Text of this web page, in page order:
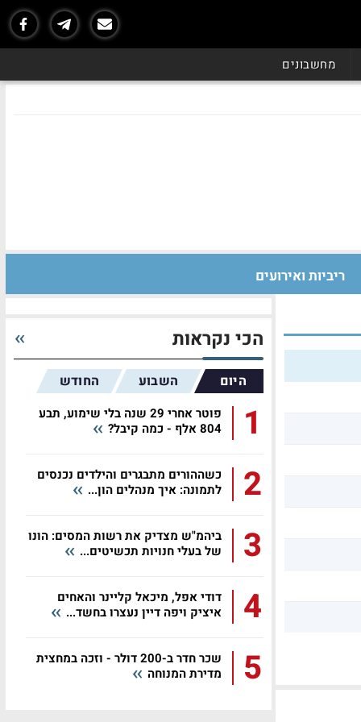
מחשבונים
ריביות ואירועים
הכי נקראות
היום השבוע החודש
1
פוטר אחרי 29 שנה בלי שימוע, תבע
804 אלף - כמה קיבל?
2
כשההורים מתבגרים והילדים נכנסים
לתמונה: איך מנהלים הון...
3
ביהמ"ש מצדיק את רשות המסים: הונו
של בעלי חנויות תכשיטים...
4
דודי אפל, מיכאל קליינר והאחים
איציק ויפה דיין נעצרו בחשד...
5
שכר חדר ב-200 דולר - וזכה במחצית
מדירת המנוחה